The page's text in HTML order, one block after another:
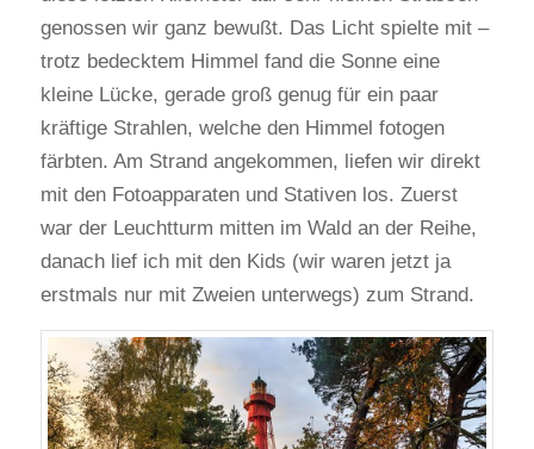
genossen wir ganz bewußt. Das Licht spielte mit –
trotz bedecktem Himmel fand die Sonne eine
kleine Lücke, gerade groß genug für ein paar
kräftige Strahlen, welche den Himmel fotogen
färbten. Am Strand angekommen, liefen wir direkt
mit den Fotoapparaten und Stativen los. Zuerst
war der Leuchtturm mitten im Wald an der Reihe,
danach lief ich mit den Kids (wir waren jetzt ja
erstmals nur mit Zweien unterwegs) zum Strand.